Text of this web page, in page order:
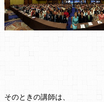
そのときの講師は、